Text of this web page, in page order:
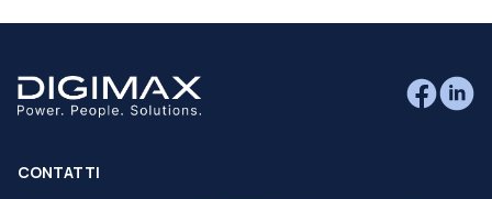
CONTATTI